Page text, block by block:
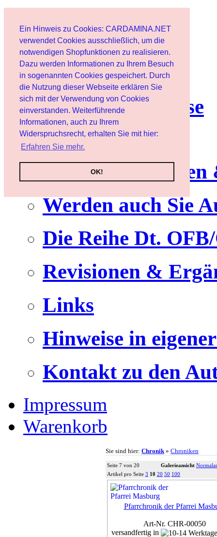
Ein Hinweis zu Cookies: CARDAMINA.NET
verwendet Cookies ausschließlich, um die
notwendigen Shopfunktionen zu realisieren.
Dazu werden Informationen zu Ihrem Besuch
in sogenannten Cookies gespeichert. Durch
die Nutzung dieser Webseite erklären Sie
sich mit der Verwendung von Cookies
einverstanden. Weiterführende
Informationen, auch zu Ihrem
Widerspruchsrecht, erhalten Sie mit hier:
Erfahren Sie mehr.
OK!
Benutzer
Newsletter
Nutzungshinweise
Service
Werden auch Sie
Die Reihe Dt.
Revisionen &
Links
Hinweise in
Kontakt zu den
Impressum
Warenkorb
Sie sind hier: Chronik » Chroniken
Seite 7 von 20 Galerieansicht
Artikel pro Seite 3 10 20 50 100
Pfarrchronik der Pfarrei
Art-Nr. CHR-00050
versandfertig in